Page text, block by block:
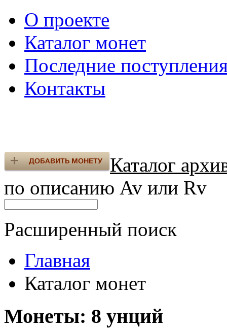
О проекте
Каталог монет
Последние
Контакты
Каталог
по описанию Av или Rv
Расширенный поиск
Главная
Каталог монет
Монеты: 8 унций